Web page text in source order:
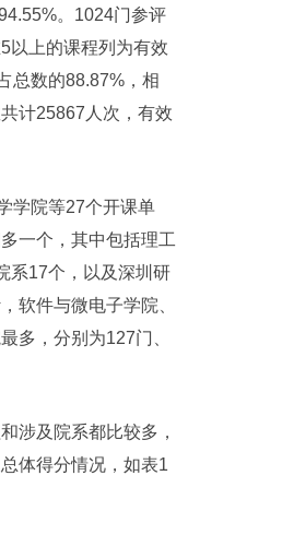
。1024门参评
以上的课程列为有效
总数的88.87%，相
计25867人次，有效
学院等27个开课单
一个，其中包括理工
系17个，以及深圳研
软件与微电子学院、
多，分别为127门、
涉及院系都比较多，
体得分情况，如表1